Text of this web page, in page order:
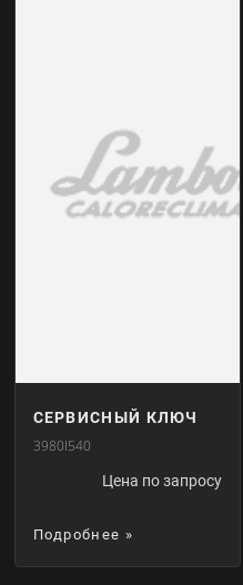
СЕРВИСНЫЙ КЛЮЧ
3980I540
Цена по запросу
Подробнее »